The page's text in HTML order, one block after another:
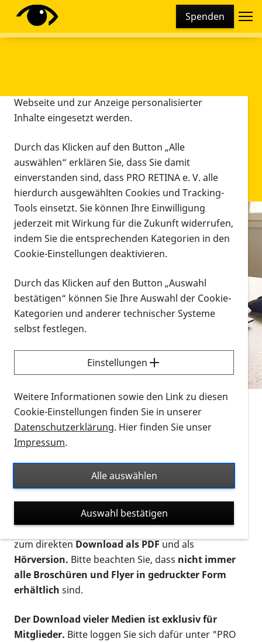
Spenden
Infomaterial
Infomaterial
Vorlesen
Alle Infomaterialien in verschiedenen
Formaten an einem Ort
Sie möchten wissen, wie Sie nach Infonmaterial
suchen und dieses bestellen bzw. herunterladen
können? Schauen Sie sich dieErklärvideos zum
Thema Infomaterial auf der PRO RETINA-Website
für blinde und sehbehinderte Menschen an.
Auf dieser Seite finden Sie sämtliches Infomaterial
Ort. Nutzen Sie den Formatfilter, um ausschließlich
nach Flyern und Broschüren, Audios oder Videos zu
suchen. Die meisten Flyer und Broschüren werden in
verschiedenen Formaten angeboten: zur
postalischen Bestellung als gedruckte Variante
zum direktenDownload als PDFund als
Hörversion. Bitte beachten Sie, dass nicht immer
alle Broschüren und Flyer in gedruckter Form
erhältlich sind.
Der Download vieler Medien ist exklusiv für
Mitglieder. Bitte loggen Sie sich dafür unter "PRO
Diese Webseite setzt verschiedene Cookies und
Tracking-Tools ein. Dies beinhaltet Cookies und
Webseite und zur Anzeige personalisierter
Inhalte eingesetzt werden.
Durch das Klicken auf den Button „Alle
auswählen“ erklären Sie, dass Sie damit
einverstanden sind, dass PRO RETINA e. V. alle
hierdurch ausgewählten Cookies und Tracking-
Tools einsetzt. Sie können Ihre Einwilligung
jederzeit mit Wirkung für die Zukunft widerrufen,
indem Sie die entsprechenden Kategorien in den
Cookie-Einstellungen deaktivieren.
Durch das Klicken auf den Button „Auswahl
bestätigen“ können Sie Ihre Auswahl der Cookie-
Kategorien und anderer technischer Systeme
selbst festlegen.
Einstellungen
Weitere Informationen sowie den Link zu diesen
Cookie-Einstellungen finden Sie in unserer
Datenschutzerklärung. Hier finden Sie unser
Impressum.
Alle auswählen
Auswahl bestätigen